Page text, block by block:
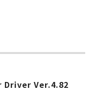
Driver Ver.4.82